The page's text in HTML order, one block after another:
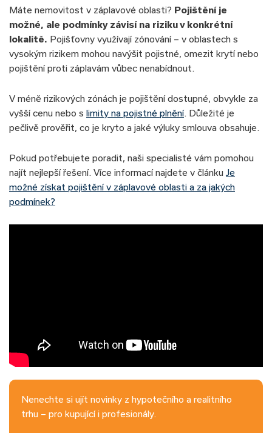
Máte nemovitost v záplavové oblasti? Pojištění je
možné, ale podmínky závisí na riziku v konkrétní
lokalitě. Pojišťovny využívají zónování – v oblastech s
vysokým rizikem mohou navýšit pojistné, omezit krytí nebo
pojištění proti záplavám vůbec nenabídnout.
V méně rizikových zónách je pojištění dostupné, obvykle za
vyšší cenu nebo s limity na pojistné plnění. Důležité je
pečlivě prověřit, co je kryto a jaké výluky smlouva obsahuje.
Pokud potřebujete poradit, naši specialisté vám pomohou
najít nejlepší řešení. Více informací najdete v článku Je
možné získat pojištění v záplavové oblasti a za jakých
podmínek?
Nenechte si ujít novinky z hypotečního a realitního
trhu – pro kupující i profesionály.